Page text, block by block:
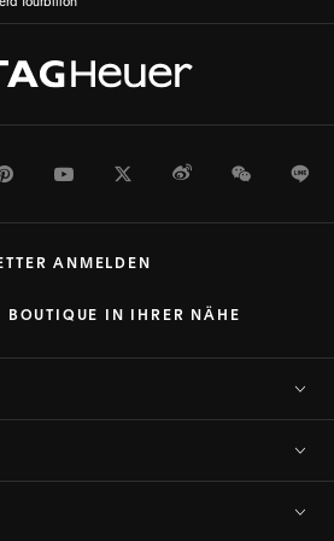
Tourbillon
PinterestYoutubeTwitterWeiboWeChat
BOUTIQUE IN IHRER NÄHE
ANMELDEN